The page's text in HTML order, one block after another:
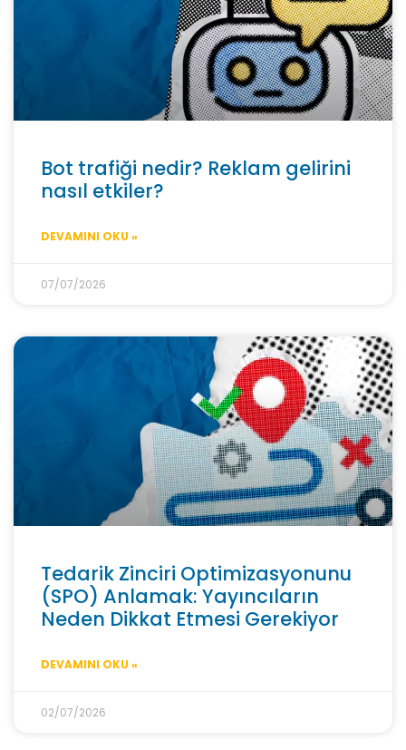
Bot trafiği nedir? Reklam gelirini
nasıl etkiler?
DEVAMINI OKU »
07/07/2026
Tedarik Zinciri Optimizasyonunu
(SPO) Anlamak: Yayıncıların
Neden Dikkat Etmesi Gerekiyor
DEVAMINI OKU »
02/07/2026